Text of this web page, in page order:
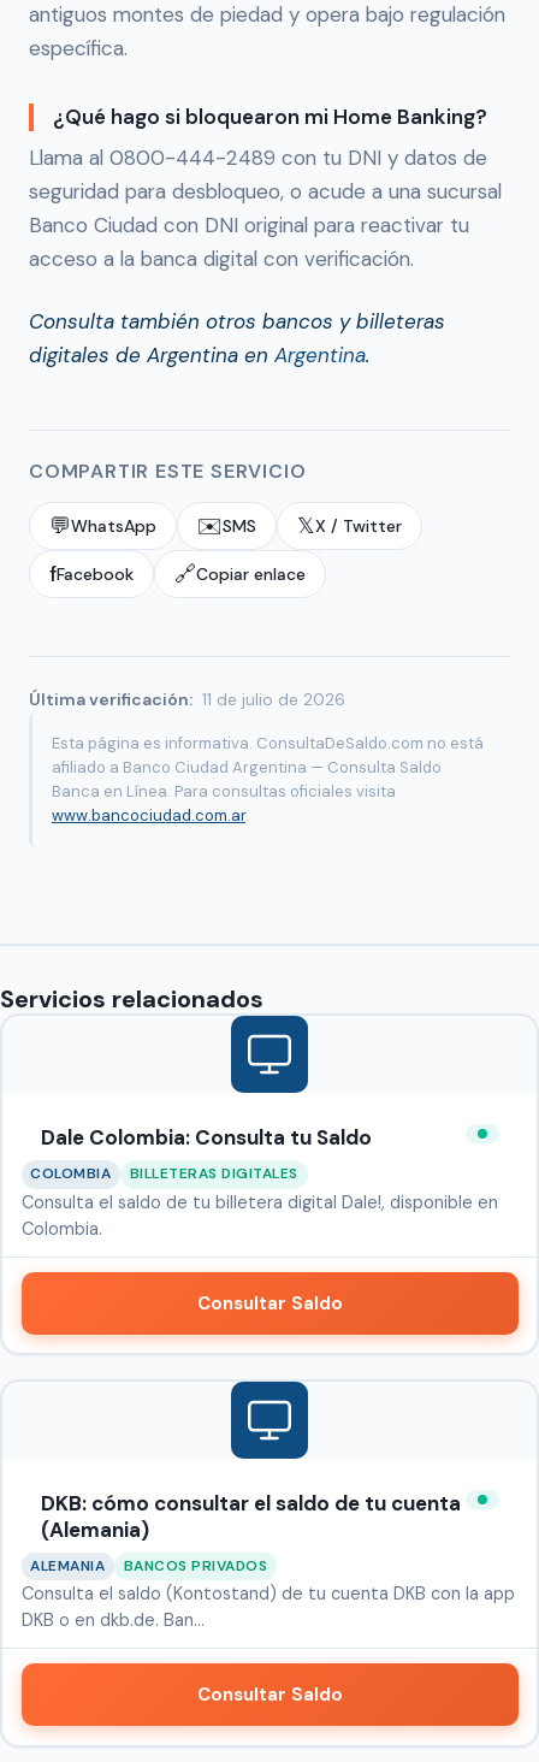
antiguos montes de piedad y opera bajo regulación
específica.
¿Qué hago si bloquearon mi Home Banking?
Llama al 0800-444-2489 con tu DNI y datos de
seguridad para desbloqueo, o acude a una sucursal
Banco Ciudad con DNI original para reactivar tu
acceso a la banca digital con verificación.
Consulta también otros bancos y billeteras
digitales de Argentina en Argentina.
COMPARTIR ESTE SERVICIO
💬WhatsApp ✉️SMS 𝕏X / Twitter
fFacebook 🔗Copiar enlace
Última verificación: 11 de julio de 2026
Esta página es informativa. ConsultaDeSaldo.com no está
afiliado a Banco Ciudad Argentina — Consulta Saldo
Banca en Línea. Para consultas oficiales visita
www.bancociudad.com.ar.
Servicios relacionados
Dale Colombia: Consulta tu Saldo
COLOMBIA BILLETERAS DIGITALES
Consulta el saldo de tu billetera digital Dale!, disponible en
Colombia.
Consultar Saldo
DKB: cómo consultar el saldo de tu cuenta
(Alemania)
ALEMANIA BANCOS PRIVADOS
Consulta el saldo (Kontostand) de tu cuenta DKB con la app
DKB o en dkb.de. Ban…
Consultar Saldo